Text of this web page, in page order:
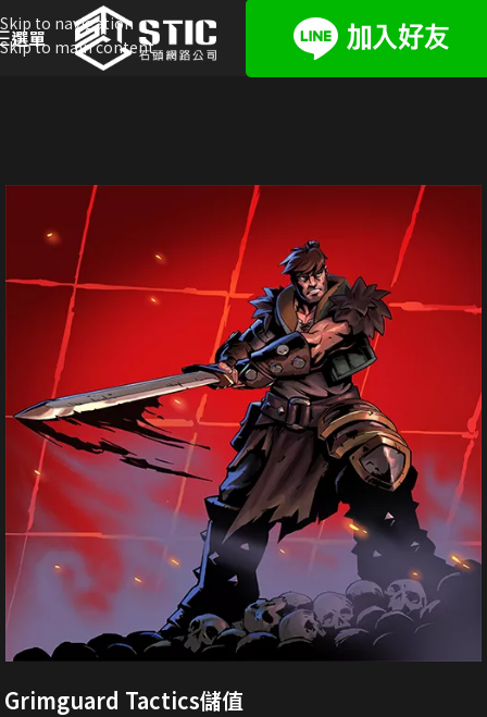
Skip to navigation
Skip to main content
選單
Grimguard Tactics儲值